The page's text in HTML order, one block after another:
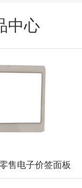
中心
售电子价签面板